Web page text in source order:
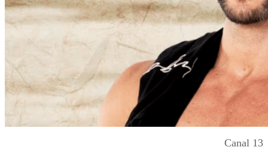
Canal 13